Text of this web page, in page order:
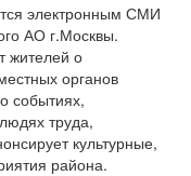
электронным СМИ
АО г.Москвы.
жителей о
органов
событиях,
труда,
культурные,
района.